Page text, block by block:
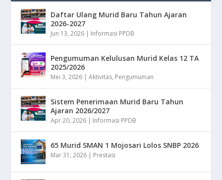
Daftar Ulang Murid Baru Tahun Ajaran
2026-2027
Jun 13, 2026 | Informasi PPDB
Pengumuman Kelulusan Murid Kelas 12 TA
2025/2026
Mei 3, 2026 |Aktivitas, Pengumuman
Sistem Penerimaan Murid Baru Tahun
Ajaran 2026/2027
Apr 20, 2026 | Informasi PPDB
65 Murid SMAN 1 Mojosari Lolos SNBP 2026
Mar 31, 2026 | Prestasi